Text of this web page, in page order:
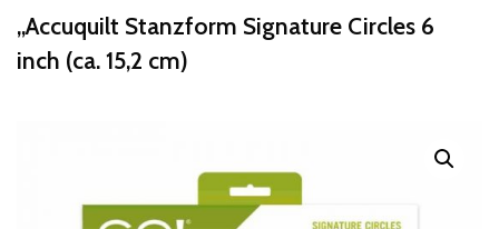
„Accuquilt Stanzform Signature Circles 6
inch (ca. 15,2 cm)